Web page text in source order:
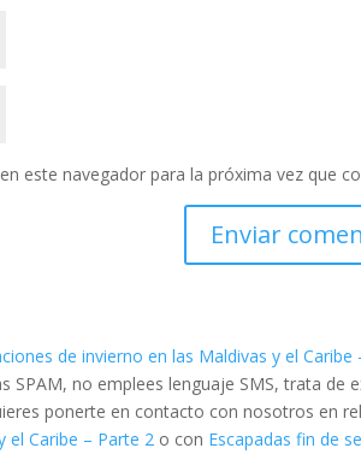
este navegador para la próxima vez que
de invierno en las Maldivas y el Caribe
no emplees lenguaje SMS, trata de
ponerte en contacto con nosotros en
el Caribe – Parte 2 o con Escapadas fin de